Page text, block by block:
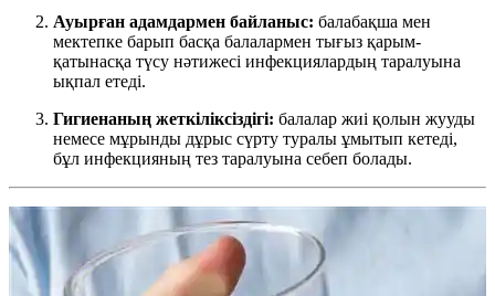
Ауырған адамдармен байланыс: балабақша мен
мектепке барып басқа балалармен тығыз қарым-
қатынасқа түсу нәтижесі инфекциялардың таралуына
ықпал етеді.
Гигиенаның жеткіліксіздігі: балалар жиі қолын жууды
немесе мұрынды дұрыс сүрту туралы ұмытып кетеді,
бұл инфекцияның тез таралуына себеп болады.